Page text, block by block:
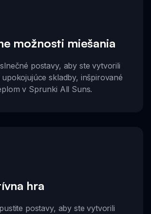
možnosti miešania
postavy, aby ste vytvorili
skladby, inšpirované
v Sprunki All Suns.
hra
postavy, aby ste vytvorili